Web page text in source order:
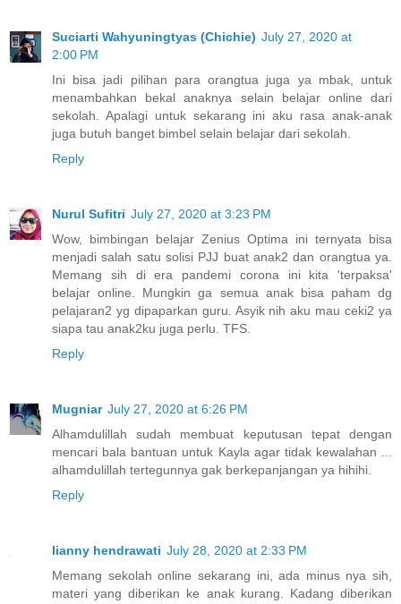
Suciarti Wahyuningtyas (Chichie) July 27, 2020 at
2:00 PM
Ini bisa jadi pilihan para orangtua juga ya mbak, untuk
menambahkan bekal anaknya selain belajar online dari
sekolah. Apalagi untuk sekarang ini aku rasa anak-anak
juga butuh banget bimbel selain belajar dari sekolah.
Reply
Nurul Sufitri July 27, 2020 at 3:23 PM
Wow, bimbingan belajar Zenius Optima ini ternyata bisa
menjadi salah satu solisi PJJ buat anak2 dan orangtua ya.
Memang sih di era pandemi corona ini kita 'terpaksa'
belajar online. Mungkin ga semua anak bisa paham dg
pelajaran2 yg dipaparkan guru. Asyik nih aku mau ceki2 ya
siapa tau anak2ku juga perlu. TFS.
Reply
Mugniar July 27, 2020 at 6:26 PM
Alhamdulillah sudah membuat keputusan tepat dengan
mencari bala bantuan untuk Kayla agar tidak kewalahan ...
alhamdulillah tertegunnya gak berkepanjangan ya hihihi.
Reply
lianny hendrawati July 28, 2020 at 2:33 PM
Memang sekolah online sekarang ini, ada minus nya sih,
materi yang diberikan ke anak kurang. Kadang diberikan